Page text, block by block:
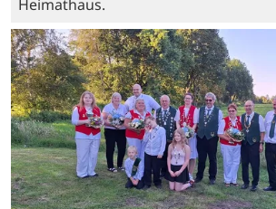
Heimathaus.